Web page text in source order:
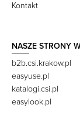
Kontakt
NASZE STRONY
b2b.csi.krakow.pl
easyuse.pl
katalogi.csi.pl
easylook.pl